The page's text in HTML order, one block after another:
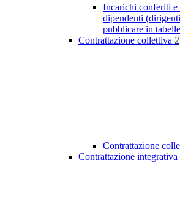
Incarichi conferiti e
dipendenti
pubblicare in
Contrattazione collettiva 2
Contrattazione
Contrattazione integrativa